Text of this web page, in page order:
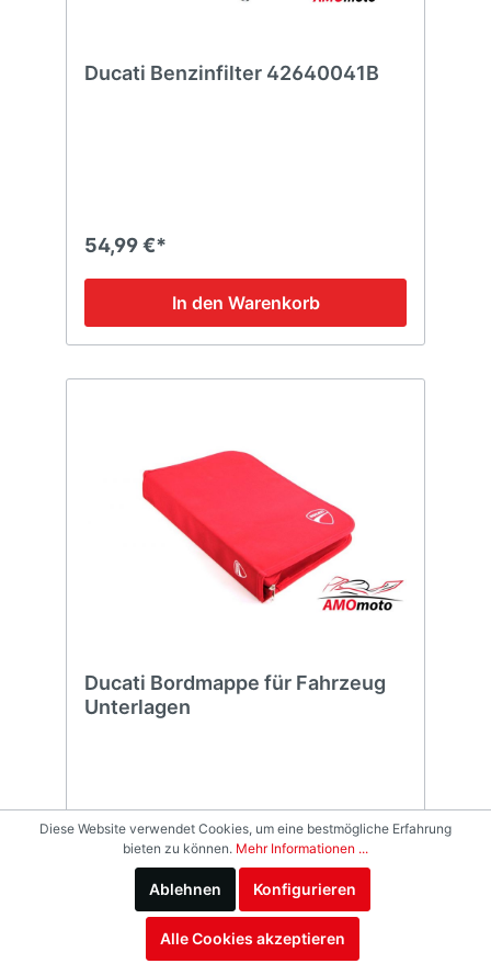
Ducati Benzinfilter 42640041B
54,99 €*
In den Warenkorb
Ducati Bordmappe für Fahrzeug
Unterlagen
149,00 €*
Details
Diese Website verwendet Cookies, um eine bestmögliche Erfahrung
bieten zu können. Mehr Informationen ...
Ablehnen Konfigurieren
Alle Cookies akzeptieren